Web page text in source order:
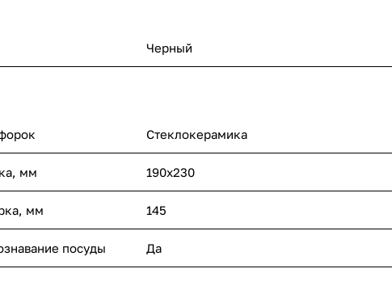
Черный
Стеклокерамика
мм 190х230
мм 145
посуды Да